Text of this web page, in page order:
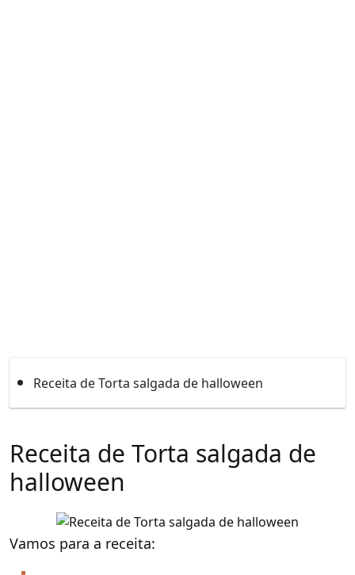
Receita de Torta salgada de halloween
Receita de Torta salgada de
halloween
Vamos para a receita: